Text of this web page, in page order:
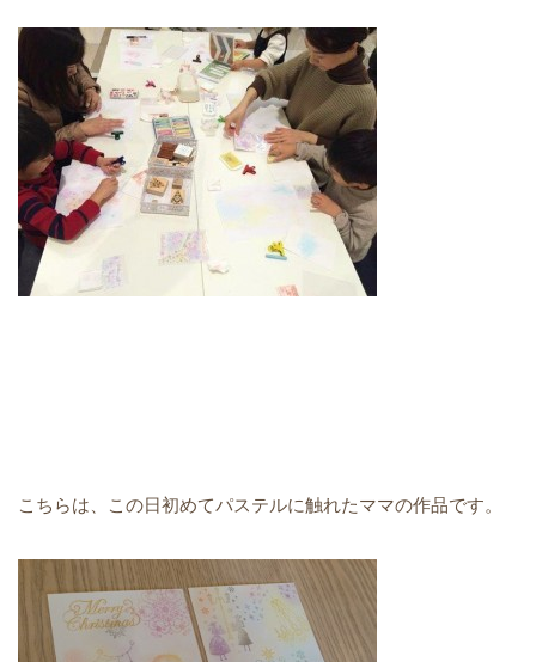
こちらは、この日初めてパステルに触れたママの作品です。